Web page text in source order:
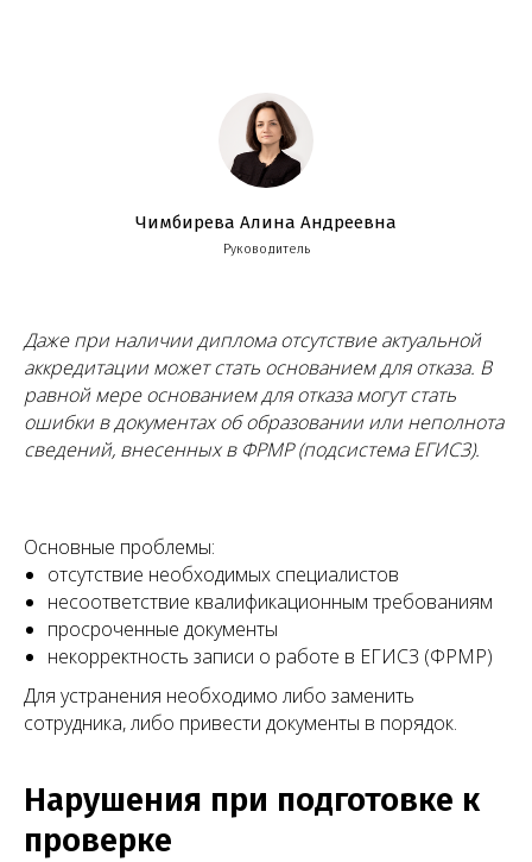
Чимбирева Алина Андреевна
Руководитель
Даже при наличии диплома отсутствие актуальной
аккредитации может стать основанием для отказа. В
равной мере основанием для отказа могут стать
ошибки в документах об образовании или неполнота
сведений, внесенных в ФРМР (подсистема ЕГИСЗ).
Основные проблемы:
отсутствие необходимых специалистов
несоответствие квалификационным требованиям
просроченные документы
некорректность записи о работе в ЕГИСЗ (ФРМР)
Для устранения необходимо либо заменить
сотрудника, либо привести документы в порядок.
Нарушения при подготовке к
проверке